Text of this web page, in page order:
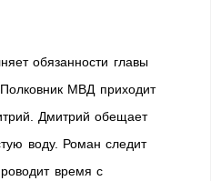
обязанности главы
МВД приходит
Дмитрий обещает
воду. Роман следит
время с